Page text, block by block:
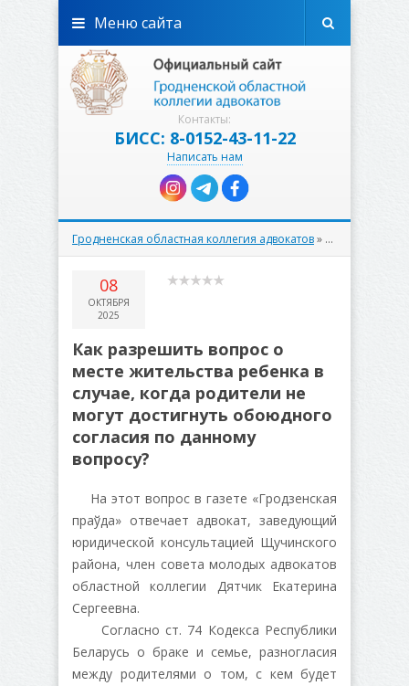
Контакты:
БИСС: 8-0152-43-11-22
Написать нам
Меню сайта
Гродненская областная коллегия адвокатов» Правовое
08
ОКТЯБРЯ
2025
Как разрешить вопрос о
месте жительства ребенка в
случае, когда родители не
могут достигнуть обоюдного
согласия по данному
вопросу?
На этот вопрос в газете «Гродзенская
праўда» отвечает адвокат, заведующий
юридической консультацией Щучинского
района, член совета молодых адвокатов
областной коллегии Дятчик Екатерина
Сергеевна.
Согласно ст. 74 Кодекса Республики
Беларусь о браке и семье, разногласия
между родителями о том, с кем будет